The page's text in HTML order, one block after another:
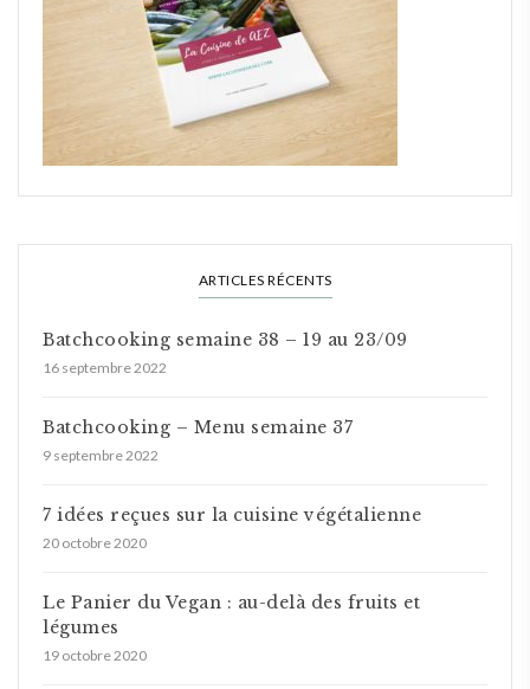
ARTICLES RÉCENTS
Batchcooking semaine 38 – 19 au 23/09
16 septembre 2022
Batchcooking – Menu semaine 37
9 septembre 2022
7 idées reçues sur la cuisine végétalienne
20 octobre 2020
Le Panier du Vegan : au-delà des fruits et
légumes
19 octobre 2020